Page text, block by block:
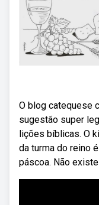
O blog catequese
sugestão super
lições bíblicas. O
da turma do reino
páscoa. Não